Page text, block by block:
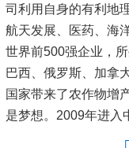
司利用自身的有利地
航天发展、医药、海
世界前500强企业，
巴西、俄罗斯、加拿
国家带来了农作物增
是梦想。2009年进入